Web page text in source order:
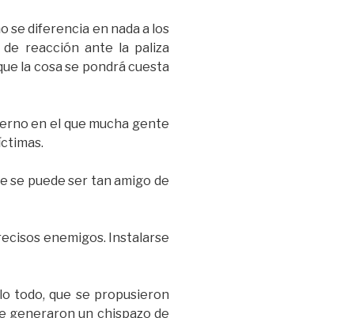
se diferencia en nada a los
reacción ante la paliza
la cosa se pondrá cuesta
en el que mucha gente
se puede ser tan amigo de
enemigos. Instalarse
todo, que se propusieron
generaron un chispazo de